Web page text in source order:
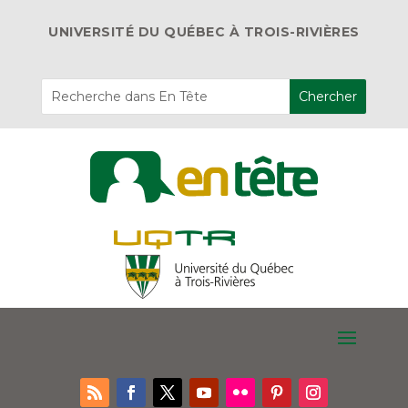
UNIVERSITÉ DU QUÉBEC À TROIS-RIVIÈRES